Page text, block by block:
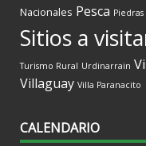
Nacionales Pesca Piedras
Sitios a
Turismo Rural Urdinarrain
Villaguay Villa Paranacito
CALENDARIO